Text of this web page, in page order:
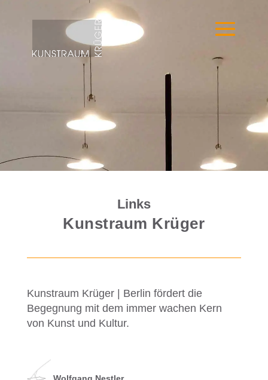
Links
Kunstraum Krüger
Kunstraum Krüger | Berlin fördert die
Begegnung mit dem immer wachen Kern
von Kunst und Kultur.